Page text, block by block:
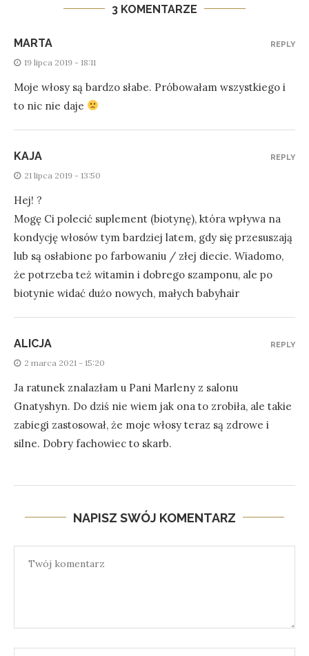
3 KOMENTARZE
MARTA
19 lipca 2019 - 18:11
Moje włosy są bardzo słabe. Próbowałam wszystkiego i
to nic nie daje
REPLY
KAJA
21 lipca 2019 - 13:50
Hej! ?
Mogę Ci polecić suplement (biotynę), która wpływa na
kondycję włosów tym bardziej latem, gdy się przesuszają
lub są osłabione po farbowaniu / złej diecie. Wiadomo,
że potrzeba też witamin i dobrego szamponu, ale po
biotynie widać dużo nowych, małych babyhair
REPLY
ALICJA
2 marca 2021 - 15:20
Ja ratunek znalazłam u Pani Marleny z salonu
Gnatyshyn. Do dziś nie wiem jak ona to zrobiła, ale takie
zabiegi zastosował, że moje włosy teraz są zdrowe i
silne. Dobry fachowiec to skarb.
REPLY
NAPISZ SWÓJ KOMENTARZ